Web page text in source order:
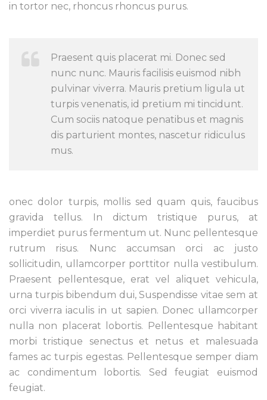
in tortor nec, rhoncus rhoncus purus.
Praesent quis placerat mi. Donec sed
nunc nunc. Mauris facilisis euismod nibh
pulvinar viverra. Mauris pretium ligula ut
turpis venenatis, id pretium mi tincidunt.
Cum sociis natoque penatibus et magnis
dis parturient montes, nascetur ridiculus
mus.
onec dolor turpis, mollis sed quam quis, faucibus
gravida tellus. In dictum tristique purus, at
imperdiet purus fermentum ut. Nunc pellentesque
rutrum risus. Nunc accumsan orci ac justo
sollicitudin, ullamcorper porttitor nulla vestibulum.
Praesent pellentesque, erat vel aliquet vehicula,
urna turpis bibendum dui, Suspendisse vitae sem at
orci viverra iaculis in ut sapien. Donec ullamcorper
nulla non placerat lobortis. Pellentesque habitant
morbi tristique senectus et netus et malesuada
fames ac turpis egestas. Pellentesque semper diam
ac condimentum lobortis. Sed feugiat euismod
feugiat.